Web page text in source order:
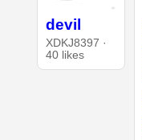
devil
XDKJ8397 ·
40 likes